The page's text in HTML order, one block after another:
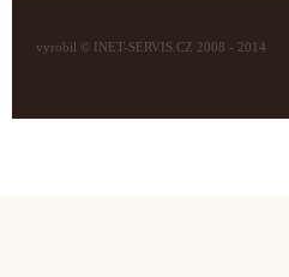
vyrobil © INET-SERVIS.CZ 2008 - 2014